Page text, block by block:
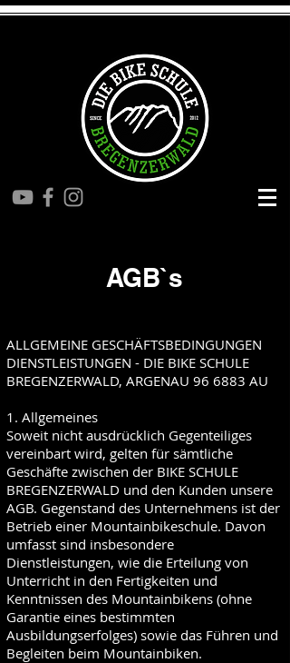
AGB`s
ALLGEMEINE GESCHÄFTSBEDINGUNGEN
DIENSTLEISTUNGEN - DIE BIKE SCHULE
BREGENZERWALD, ARGENAU 96 6883 AU
1. Allgemeines
Soweit nicht ausdrücklich Gegenteiliges
vereinbart wird, gelten für sämtliche
Geschäfte zwischen der BIKE SCHULE
BREGENZERWALD und den Kunden unsere
AGB. Gegenstand des Unternehmens ist der
Betrieb einer Mountainbikeschule. Davon
umfasst sind insbesondere
Dienstleistungen, wie die Erteilung von
Unterricht in den Fertigkeiten und
Kenntnissen des Mountainbikens (ohne
Garantie eines bestimmten
Ausbildungserfolges) sowie das Führen und
Begleiten beim Mountainbiken.